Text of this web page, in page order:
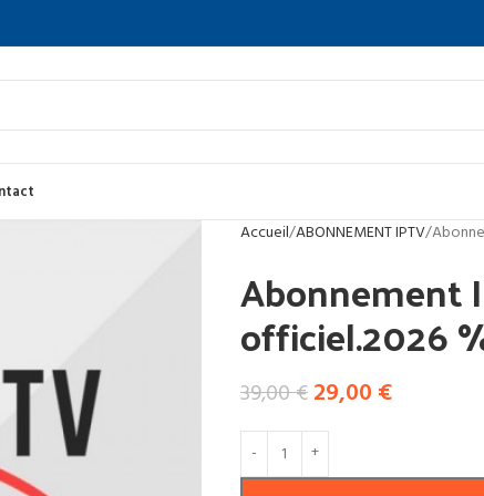
Accueil ABONNEMENT IPTV
Abonnement
officiel.2026
39,00€29,00 €